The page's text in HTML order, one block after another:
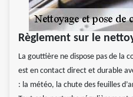
Règlement sur le
La gouttière ne dispose pas de la
est en contact direct et durable
: la météo, la chute des feuilles